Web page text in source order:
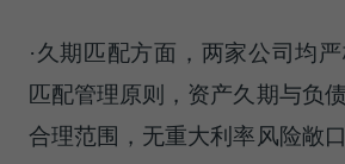
·久期匹配方面，两家公司均
匹配管理原则，资产久期与负
合理范围，无重大利率风险敞